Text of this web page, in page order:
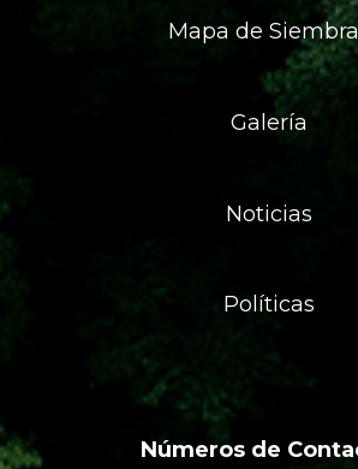
Mapa de
Galería
Noticias
Políticas
Números de